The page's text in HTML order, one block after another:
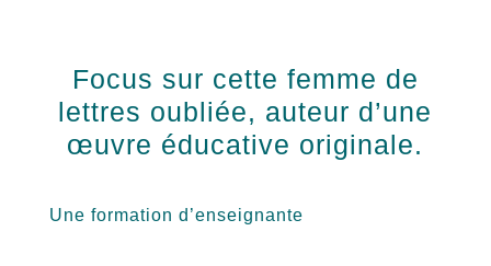
Focus sur cette femme de
lettres oubliée, auteur d’une
œuvre éducative originale.
Une formation d’enseignante